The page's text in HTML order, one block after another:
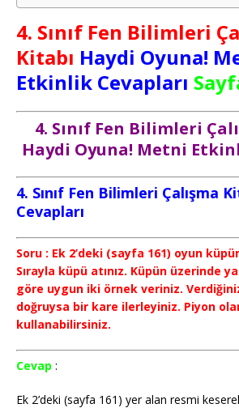
4. Sınıf Fen Bilimleri
Kitabı Haydi Oyuna!
Etkinlik Cevapları
4. Sınıf Fen Bilimleri
Haydi Oyuna! Metni
4. Sınıf Fen Bilimleri Çalışma
Cevapları
Soru : Ek 2’deki (sayfa 161) oyun
Sırayla küpü atınız. Küpün üzerinde
göre uygun iki örnek veriniz.
doğruysa bir kare ilerleyiniz. Piyon
kullanabilirsiniz.
Cevap :
Ek 2’deki (sayfa 161) yer alan resmi